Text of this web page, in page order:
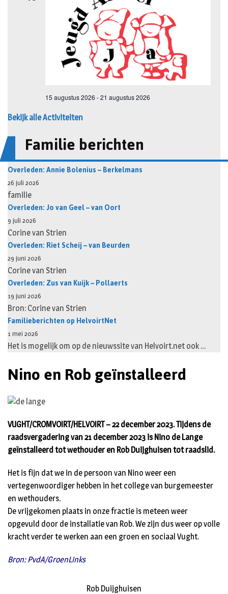
Bekijk alle Activiteiten
Familie berichten
Overleden: Annie Bolenius – Berkelmans
26 juli 2026
familie
Overleden: Jo van Geel – van Oort
9 juli 2026
Corine van Strien
Overleden: Riet Scheij – van Beurden
29 juni 2026
Corine van Strien
Overleden: Zus van Kuijk – Pollaerts
19 juni 2026
Bron: Corine van Strien
Familieberichten op HelvoirtNet
1 mei 2026
Het is mogelijk om op de nieuwssite van Helvoirt.net ook …
Nino en Rob geïnstalleerd
VUGHT/CROMVOIRT/HELVOIRT – 22 december 2023. Tijdens de
raadsvergadering van 21 december 2023 is Nino de Lange
geïnstalleerd tot wethouder en Rob Duijghuisen tot raadslid.
Het is fijn dat we in de persoon van Nino weer een
vertegenwoordiger hebben in het college van burgemeester
en wethouders.
De vrijgekomen plaats in onze fractie is meteen weer
opgevuld door de installatie van Rob. We zijn dus weer op volle
kracht verder te werken aan een groen en sociaal Vught.
Bron: PvdA/GroenLinks
Rob Duijghuisen